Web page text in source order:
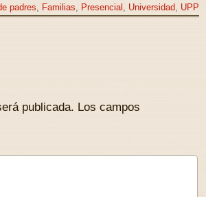
padres, Familias, Presencial , Universidad, UPP
publicada. Los campos